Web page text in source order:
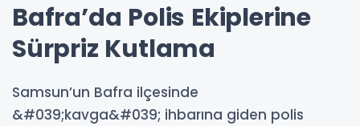
Bafra’da Polis Ekiplerine
Sürpriz Kutlama
Samsun’un Bafra ilçesinde
&#039;kavga&#039; ihbarına giden polis